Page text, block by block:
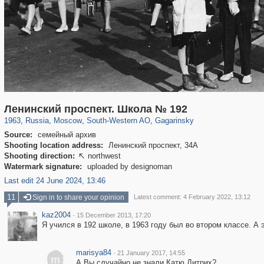
Ленинский проспект. Школа № 192
1963, Russia
1,406,258 29,243
, Moscow
319,780 8,286
, South-Western AO
12,410 76
, Gagarinsky
3,868 20
Source:
семейный архив
Shooting location address:
Ленинский проспект, 34А
Shooting direction:  northwest
Watermark signature:
uploaded by designoman
Last edit 24 June 2024, 13:46
11
Sign in to share your opinion Latest comment: 4 February 2022, 13:12
kaz2004 · 15 December 2013, 17:20
Я учился в 192 школе, в 1963 году был во втором классе. А
m
marisya84 · 21 January 2017, 14:55